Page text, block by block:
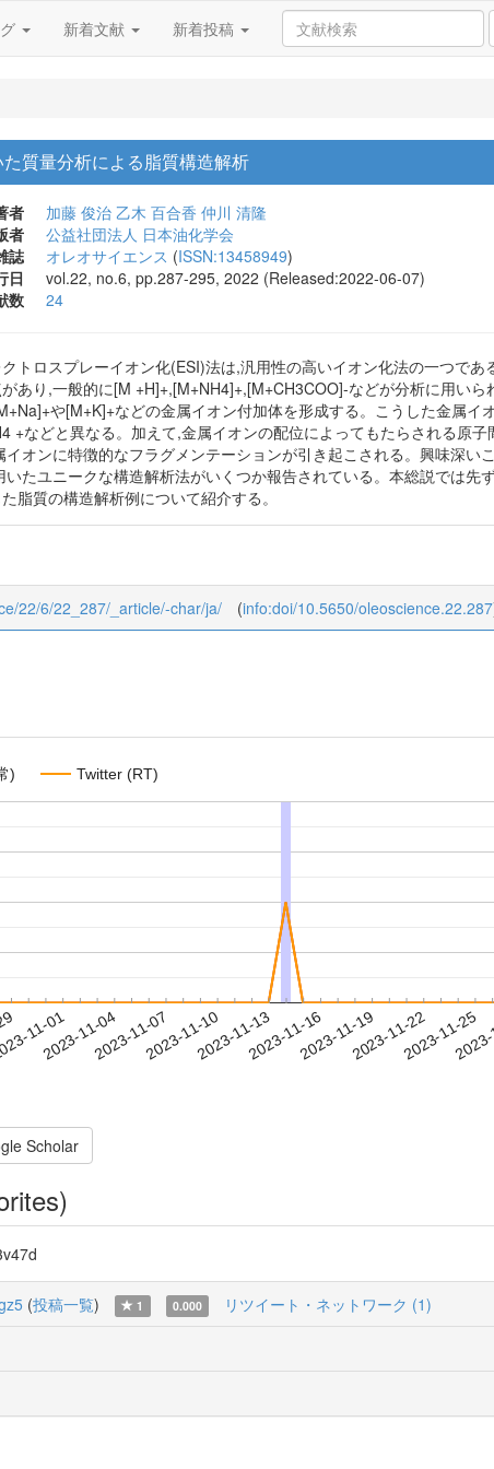
新着文献 新着投稿
質量分析による脂質構造解析
者 加藤 俊治 乙木 百合香 仲川 清隆
者
公益社団法人 日本油化学会
誌
オレオサイエンス (ISSN:13458949)
日
vol.22, no.6, pp.287-295, 2022 (Released:2022-06-07)
数
24
トロスプレーイオン化(ESI)法は,汎用性の高いイオン化法の一つで
あり,一般的に[M +H]+,[M+NH4]+,[M+CH3COO]-などが分析に用い
や[M+K]+などの金属イオン付加体を形成する。こうした金属
+などと異なる。加えて,金属イオンの配位によってもたらされる原
オンに特徴的なフラグメンテーションが引き起こされる。興味深い
いたユニークな構造解析法がいくつか報告されている。本総説では先
脂質の構造解析例について紹介する。
22/6/22_287/_article/-char/ja/ (info:doi/10.5650/oleoscience.22.287
) Twitter (RT)
11-01
2023-11-042023-11-072023-11-102023-11-132023-11-162023-11-192023-11-222023-11-25
Scholar
(投稿一覧) 1 0.000 リツイート・ネットワーク (1)